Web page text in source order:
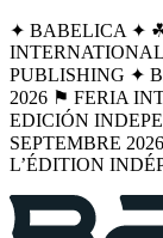
✦ BABELICA ✦ ☘︎
PUBLISHING ✦
2026 ⚑ FERIA
EDICIÓN
SEPTEMBRE
L’ÉDITION